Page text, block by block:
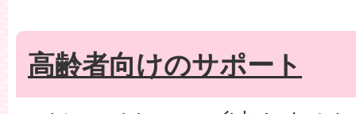
高齢者向けのサポート